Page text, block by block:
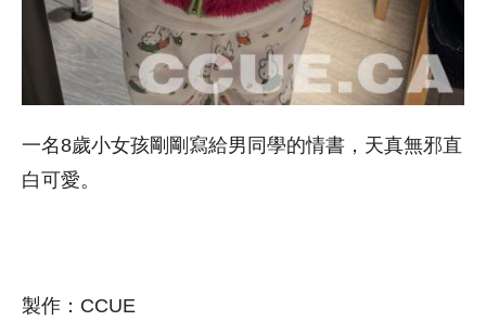
一名8歲小女孩剛剛寫給男同學的情書，天真無邪直
白可愛。
製作：CCUE